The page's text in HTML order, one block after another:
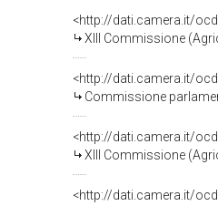
<http://dati.camera.it/
XIII Commissione
<http://dati.camera.it/
Commissione
<http://dati.camera.it/
XIII Commissione
<http://dati.camera.it/